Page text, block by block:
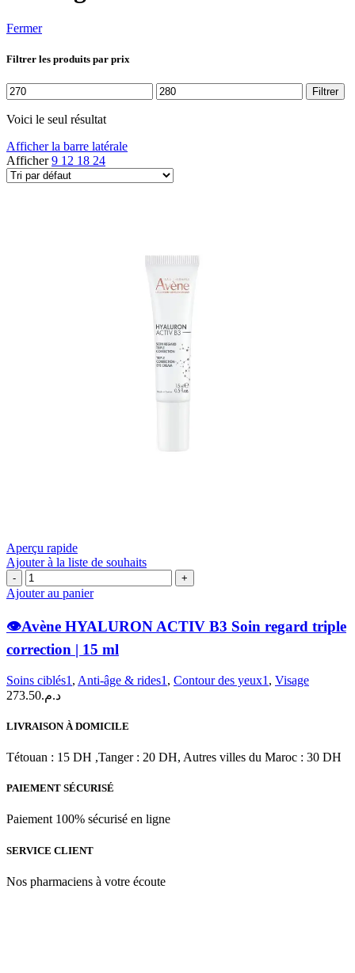
Fermer
Filtrer les produits par prix
Prix
min
Prix
max
Filtrer
Voici le seul résultat
Afficher la barre latérale
Afficher9 12 18 24
Aperçu rapide
Ajouter à la liste de souhaits
quantité
de
Avène
ACTIV
Soin
regard
correction
15
Ajouter au panier
👁️Avène HYALURON ACTIV B3 Soin regard triple
correction | 15 ml
Soins ciblés1 , Anti-âge & rides1 , Contour des yeux1 , Visage
د.م.273.50
LIVRAISON À DOMICILE
Tétouan : 15 DH ,Tanger : 20 DH, Autres villes du Maroc : 30 DH
PAIEMENT SÉCURISÉ
Paiement 100% sécurisé en ligne
SERVICE CLIENT
Nos pharmaciens à votre écoute